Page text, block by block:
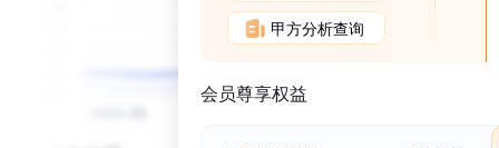
甲方分析查询
会员尊享权益